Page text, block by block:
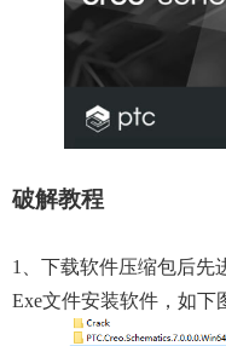
破解教程
1、下载软件压缩包后先
Exe文件安装软件，如下